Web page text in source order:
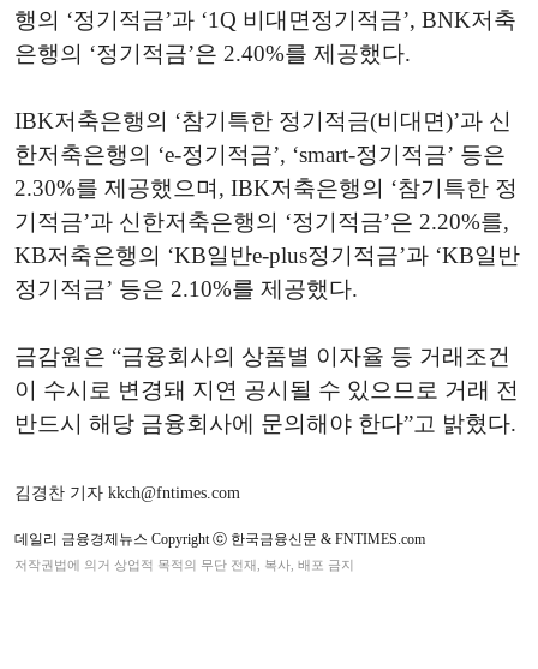
행의 ‘정기적금’과 ‘1Q 비대면정기적금’, BNK저축
은행의 ‘정기적금’은 2.40%를 제공했다.
IBK저축은행의 ‘참기특한 정기적금(비대면)’과 신
한저축은행의 ‘e-정기적금’, ‘smart-정기적금’ 등은
2.30%를 제공했으며, IBK저축은행의 ‘참기특한 정
기적금’과 신한저축은행의 ‘정기적금’은 2.20%를,
KB저축은행의 ‘KB일반e-plus정기적금’과 ‘KB일반
정기적금’ 등은 2.10%를 제공했다.
금감원은 “금융회사의 상품별 이자율 등 거래조건
이 수시로 변경돼 지연 공시될 수 있으므로 거래 전
반드시 해당 금융회사에 문의해야 한다”고 밝혔다.
김경찬 기자 kkch@fntimes.com
데일리 금융경제뉴스 Copyright ⓒ 한국금융신문 & FNTIMES.com
저작권법에 의거 상업적 목적의 무단 전재, 복사, 배포 금지